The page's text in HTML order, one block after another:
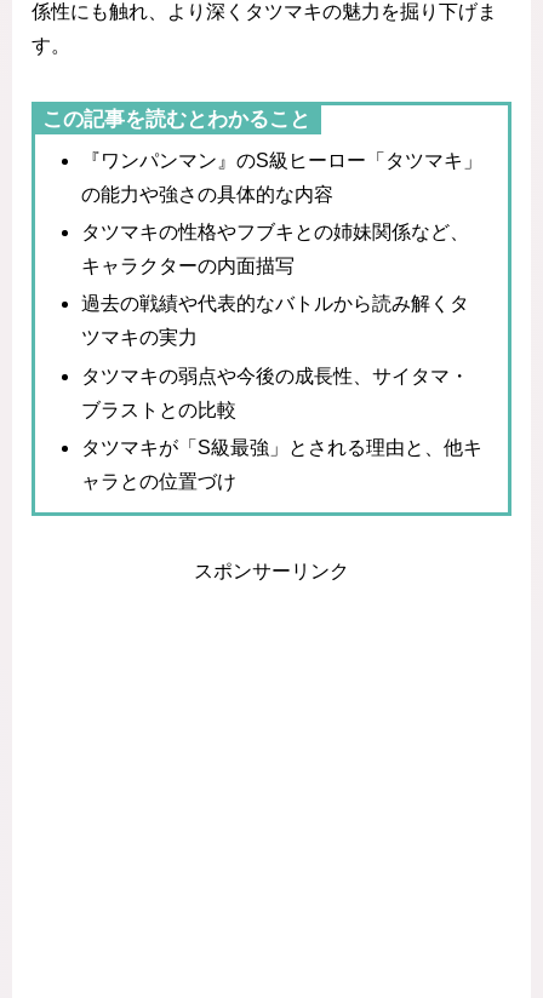
係性にも触れ、より深くタツマキの魅力を掘り下げま
す。
この記事を読むとわかること
『ワンパンマン』のS級ヒーロー「タツマキ」
の能力や強さの具体的な内容
タツマキの性格やフブキとの姉妹関係など、
キャラクターの内面描写
過去の戦績や代表的なバトルから読み解くタ
ツマキの実力
タツマキの弱点や今後の成長性、サイタマ・
ブラストとの比較
タツマキが「S級最強」とされる理由と、他キ
ャラとの位置づけ
スポンサーリンク